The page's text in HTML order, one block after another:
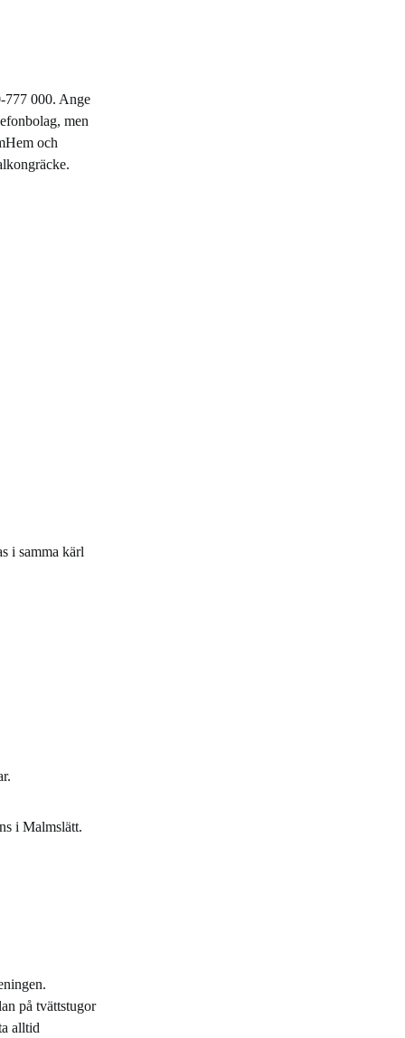
777 000. Ange
men
och
i samma kärl
i Malmslätt.
på tvättstugor
alltid